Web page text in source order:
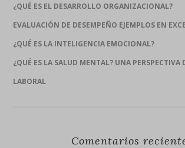
¿QUÉ ES EL DESARROLLO ORGANIZACIONAL?
EVALUACIÓN DE DESEMPEÑO EJEMPLOS EN
¿QUÉ ES LA INTELIGENCIA EMOCIONAL?
¿QUÉ ES LA SALUD MENTAL? UNA PERSPECTIVA
LABORAL
Comentarios